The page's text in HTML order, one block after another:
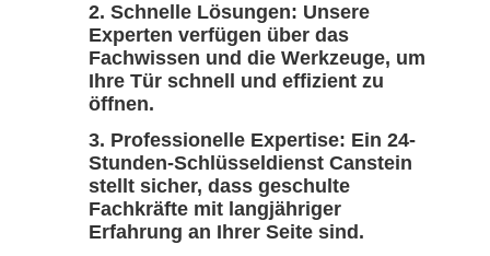
Schnelle Lösungen: Unsere
Experten verfügen über das
Fachwissen und die Werkzeuge, um
Ihre Tür schnell und effizient zu
öffnen.
Professionelle Expertise: Ein 24-
Stunden-Schlüsseldienst Canstein
stellt sicher, dass geschulte
Fachkräfte mit langjähriger
Erfahrung an Ihrer Seite sind.